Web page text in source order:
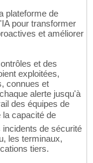
plateforme de
pour transformer
et améliorer
et des
exploitées,
connues et
alerte jusqu'à
des équipes de
la capacité de
de sécurité
les terminaux,
tiers.